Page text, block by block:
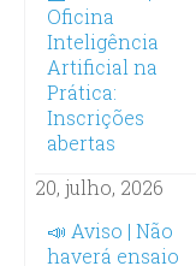
Oficina
Inteligência
Artificial na
Prática:
Inscrições
abertas
20, julho, 2026
📣 Aviso | Não
haverá ensaio